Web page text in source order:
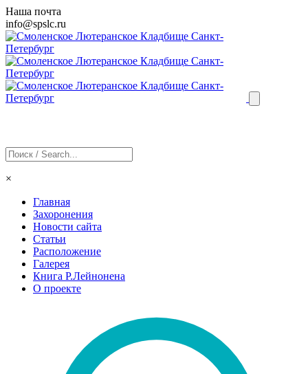
Наша почта
info@spslc.ru
×
Главная
Захоронения
Новости сайта
Статьи
Расположение
Галерея
Книга Р.Лейнонена
О проекте